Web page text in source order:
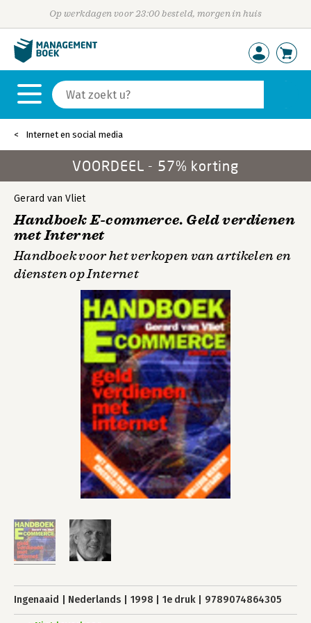
Op werkdagen voor 23:00 besteld, morgen in huis
Internet en social media
VOORDEEL - 57% korting
Gerard van Vliet
Handboek E-commerce. Geld verdienen
met Internet
Handboek voor het verkopen van artikelen en
diensten op Internet
Ingenaaid Nederlands 1998 1e druk 9789074864305